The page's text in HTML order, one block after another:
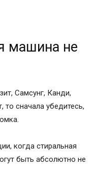
машина не
Самсунг, Канди,
сначала убедитесь,
когда стиральная
быть абсолютно не